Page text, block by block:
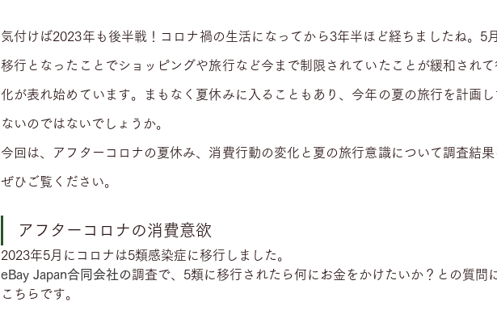
気付けば2023年も後半戦！コロナ禍の生活になってから3年半ほど経ちましたね。5
移行となったことでショッピングや旅行など今まで制限されていたことが緩和され
化が表れ始めています。まもなく夏休みに入ることもあり、今年の夏の旅行を計画
ないのではないでしょうか。
今回は、アフターコロナの夏休み、消費行動の変化と夏の旅行意識について調査結
ぜひご覧ください。
アフターコロナの消費意欲
2023年5月にコロナは5類感染症に移行しました。
eBay Japan合同会社の調査で、5類に移行されたら何にお金をかけたいか？との質問
こちらです。